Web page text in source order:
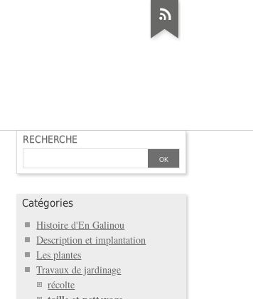
RECHERCHE
Catégories
Histoire d'En Galinou
Description et implantation
Les plantes
Travaux de jardinage
récolte